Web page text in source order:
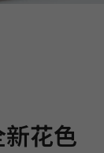
花色